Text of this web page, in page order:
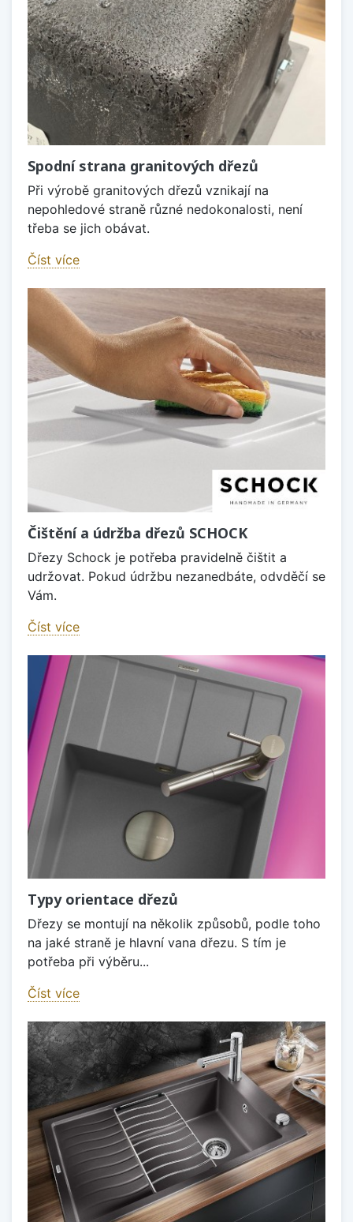
Spodní strana granitových dřezů
Při výrobě granitových dřezů vznikají na
nepohledové straně různé nedokonalosti, není
třeba se jich obávat.
Číst více
Čištění a údržba dřezů SCHOCK
Dřezy Schock je potřeba pravidelně čištit a
udržovat. Pokud údržbu nezanedbáte, odvděčí se
Vám.
Číst více
Typy orientace dřezů
Dřezy se montují na několik způsobů, podle toho
na jaké straně je hlavní vana dřezu. S tím je
potřeba při výběru...
Číst více